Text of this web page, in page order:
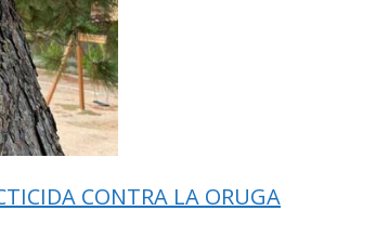
CONTRA LA ORUGA